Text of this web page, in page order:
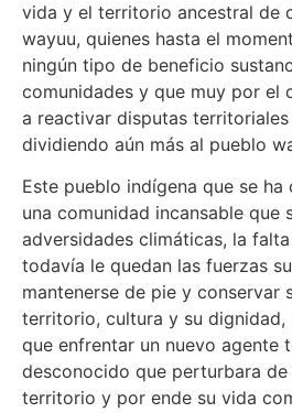
vida y el territorio ancestral de
wayuu, quienes hasta el
ningún tipo de beneficio
comunidades y que muy por el
a reactivar disputas
dividiendo aún más al pueblo
Este pueblo indígena que se
una comunidad incansable que
adversidades climáticas, la
todavía le quedan las fuerzas
mantenerse de pie y conservar
territorio, cultura y su dignidad,
que enfrentar un nuevo agente
desconocido que perturbara
territorio y por ende su vida